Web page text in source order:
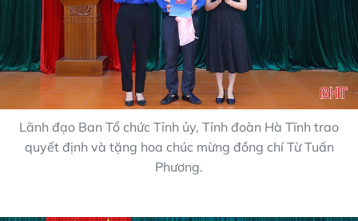
Lãnh đạo Ban Tổ chức Tỉnh ủy, Tỉnh đoàn Hà Tĩnh trao
quyết định và tặng hoa chúc mừng đồng chí Từ Tuấn
Phương.